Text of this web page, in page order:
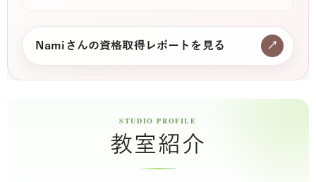
Namiさんの資格取得レポートを見る ↗
教室紹介